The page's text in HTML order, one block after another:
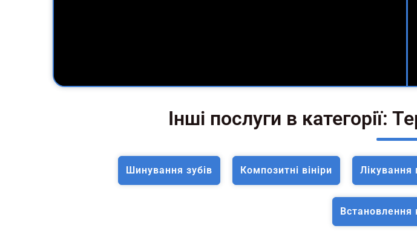
Інші послуги в категорії:
Шинування зубiв Композитні вініри Лікування